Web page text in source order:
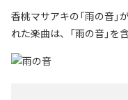
香桃マサアキの「雨の音
れた楽曲は、「雨の音」を